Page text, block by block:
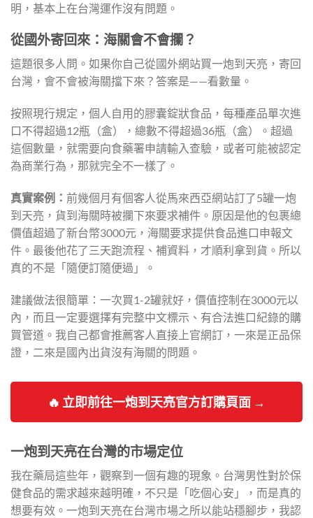
明，基本上在台灣運作沒有問題。
從國外寄回來：海關會不會攔？
這題很多人問。如果你自己從國外網站買一炮到天亮，寄回
台灣，會不會被海關擋下來？答案是——看數量。
按照現行規定，個人自用的膠囊錠狀食品，每種產品單次進
口不得超過12瓶（盒），總數不得超過36瓶（盒）。超過
這個數量，就需要向食藥署申請輸入查驗，或者可能被認定
為商業行為，那就完全不一樣了。
真實案例： 前幾個月有個客人從馬來西亞網站訂了5罐一炮
到天亮，貨到海關時被攔下來要求補件。原因是他的包裹總
價值超過了新台幣3000元，海關要求提供食品進口申報文
件。最後他花了三天跑流程、補資料，才順利拿到貨。所以
真的不是「隨便訂隨便過」。
建議做法很簡單：一次買1-2罐就好，價值控制在3000元以
內，而且一定要選擇有完整中文標示、有合法進口紀錄的購
買管道。我自己都會推薦客人直接上官網訂，一來是正品保
證，二來是國內出貨沒有海關的問題。
🔥 立即前往一炮到天亮官方訂購頁面 →
一炮到天亮在台灣的市場定位
我在藥局這些年，觀察到一個有趣的現象。台灣男性對於保
健食品的需求越來越明確，不只是「吃個心安」，而是真的
想要有效。一炮到天亮在台灣市場之所以能站穩腳步，我認